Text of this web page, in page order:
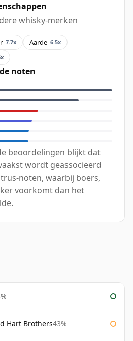
whisky-merken
7.7x Aarde 6.5x
noten
beoordelingen blijkt dat
wordt geassocieerd
noten, waarbij boers,
voorkomt dan het
Hart Brothers43%